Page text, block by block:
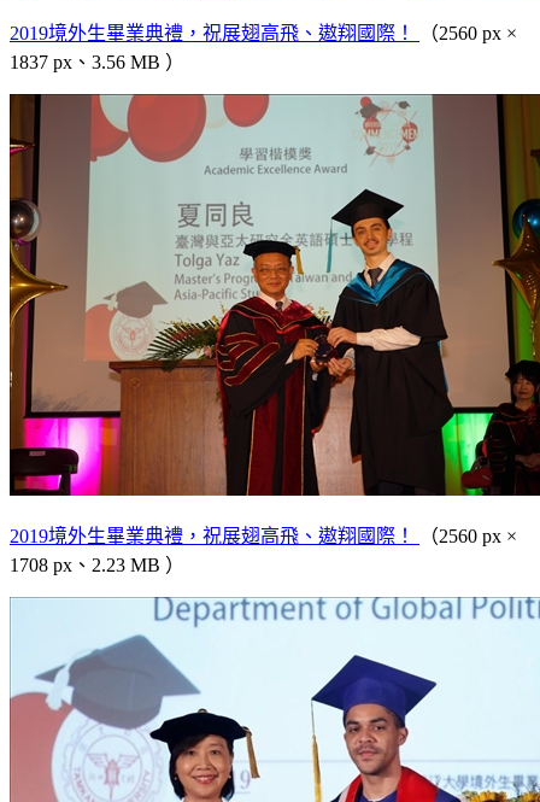
2019境外生畢業典禮，祝展翅高飛、遨翔國際！
（2560 px ×
1837 px、3.56 MB ）
2019境外生畢業典禮，祝展翅高飛、遨翔國際！
（2560 px ×
1708 px、2.23 MB ）